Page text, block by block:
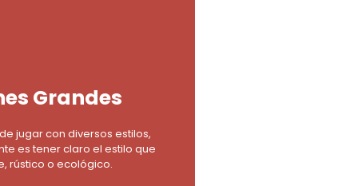
Grandes
jugar con diversos estilos,
es tener claro el estilo que
rústico o ecológico.